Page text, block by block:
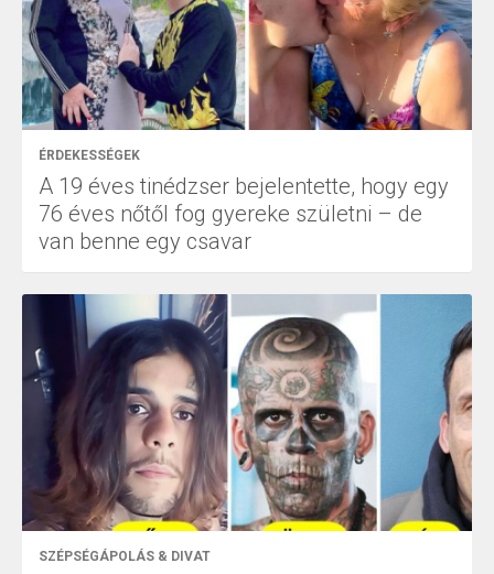
ÉRDEKESSÉGEK
A 19 éves tinédzser bejelentette, hogy egy
76 éves nőtől fog gyereke születni – de
van benne egy csavar
SZÉPSÉGÁPOLÁS & DIVAT